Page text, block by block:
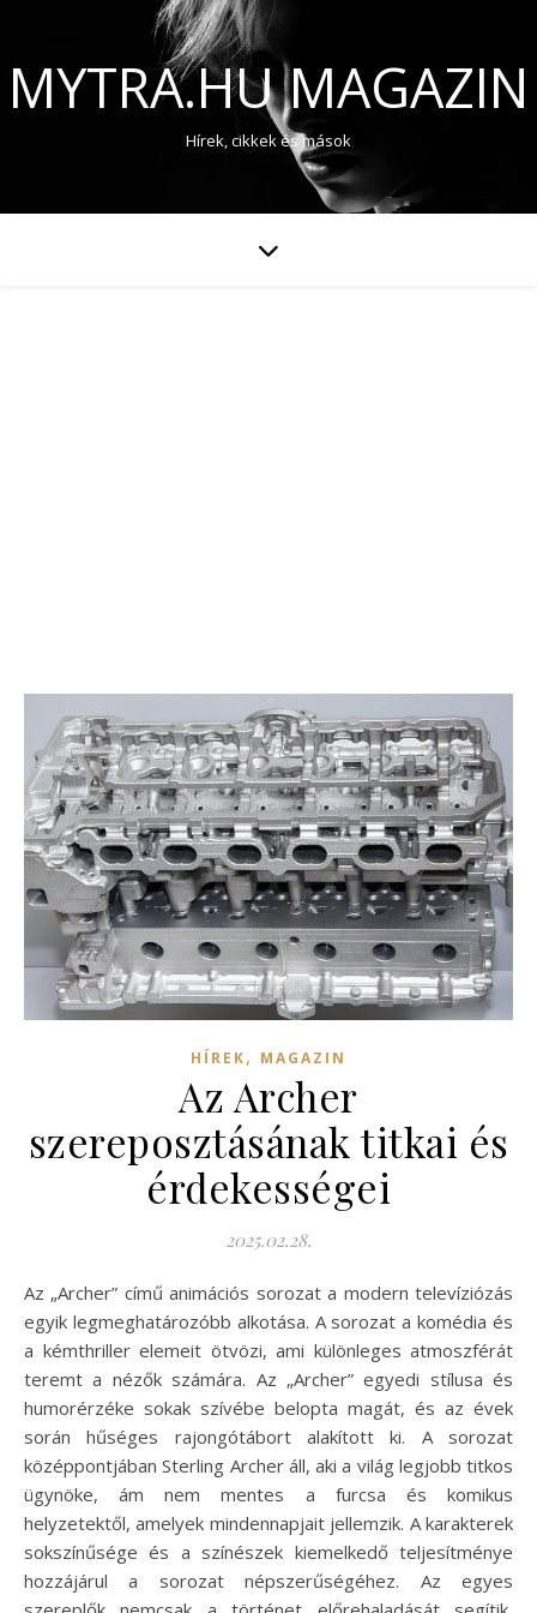
MYTRA.HU MAGAZIN
Hírek, cikkek és mások
HÍREK, MAGAZIN
Az Archer
szereposztásának titkai és
érdekességei
2025.02.28.
Az „Archer” című animációs sorozat a modern televíziózás
egyik legmeghatározóbb alkotása. A sorozat a komédia és
a kémthriller elemeit ötvözi, ami különleges atmoszférát
teremt a nézők számára. Az „Archer” egyedi stílusa és
humorérzéke sokak szívébe belopta magát, és az évek
során hűséges rajongótábort alakított ki. A sorozat
középpontjában Sterling Archer áll, aki a világ legjobb titkos
ügynöke, ám nem mentes a furcsa és komikus
helyzetektől, amelyek mindennapjait jellemzik. A karakterek
sokszínűsége és a színészek kiemelkedő teljesítménye
hozzájárul a sorozat népszerűségéhez. Az egyes